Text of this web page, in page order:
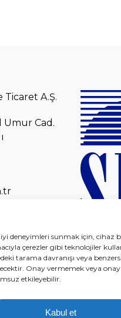
iyi deneyimleri sunmak için, cihaz
çerezler gibi teknolojiler
tarama davranışı veya
Onay vermemek veya
etkileyebilir.
Kabul et
Ticaret A.Ş.
Umur Cad.